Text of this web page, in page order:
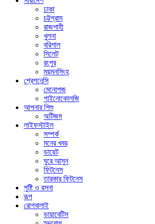
ঢাকা
চট্টগ্রাম
রাজশাহী
খুলনা
বরিশাল
সিলেট
রংপুর
ময়মনসিংহ
প্রেগনেন্সি
মেনোপজ
গাইনোকোলজি
আপনার শিশু
অটিজম
লাইফস্টাইল
সম্পর্ক
মনের খবর
ডায়েট
ঘুরে আসুন
ফিটনেস
তারকার ফিটনেস
পুষ্টি ও রসনা
রূপ
রোগবালাই
ডায়াবেটিস